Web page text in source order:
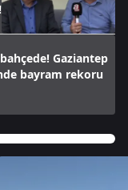
Gaziantep
bayram rekoru